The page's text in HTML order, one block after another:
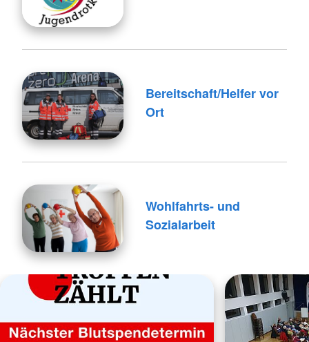
Bereitschaft/Helfer vor
Ort
Wohlfahrts- und
Sozialarbeit